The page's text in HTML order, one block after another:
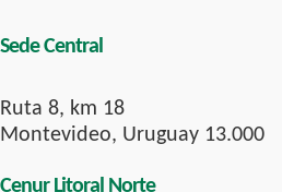
Sede Central
Ruta 8, km 18
Montevideo, Uruguay 13.000
Cenur Litoral Norte